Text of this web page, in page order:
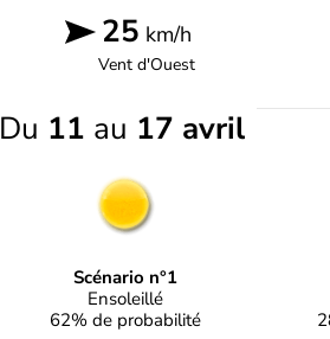
25 km/h
Vent d'Ouest
Du 11 au 17 avril
Scénario n°1
Ensoleillé
62% de probabilité